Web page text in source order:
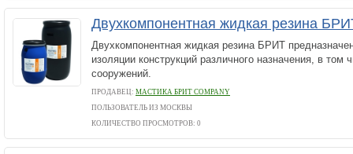
Двухкомпонентная жидкая резина
Двухкомпонентная жидкая резина БРИТ
изоляции конструкций различного назначения, в том
сооружений.
ПРОДАВЕЦ: МАСТИКА БРИТ COMPANY
ПОЛЬЗОВАТЕЛЬ ИЗ МОСКВЫ
КОЛИЧЕСТВО ПРОСМОТРОВ: 0